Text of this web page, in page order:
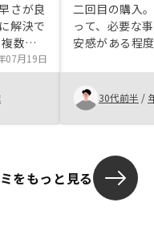
さが良
解決で
数検
選ぶ事
共有が
、共有
ます。
07月19日
二回目の購入
って、必要な
安感がある程
グで購入すべ
の繁忙期の隙
ので、生活に
了をできた。
較しようがな
いるところが
た方が良い。
30代前半 /
をもっと見る